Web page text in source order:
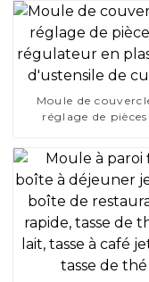
Moule de
réglage de pièces